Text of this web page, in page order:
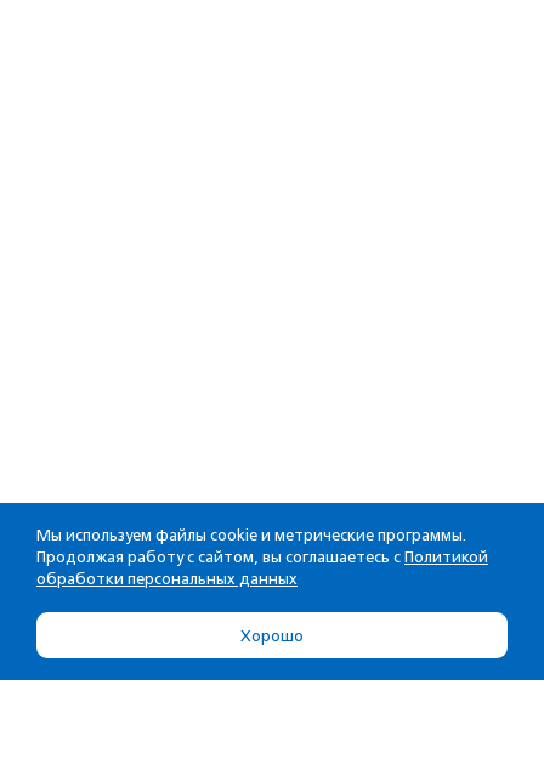
Мы используем файлы cookie и метрические программы.
Продолжая работу с сайтом, вы соглашаетесь с Политикой
обработки персональных данных
Хорошо